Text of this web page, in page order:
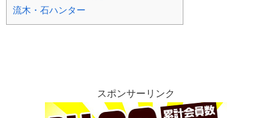
流木・石ハンター
スポンサーリンク